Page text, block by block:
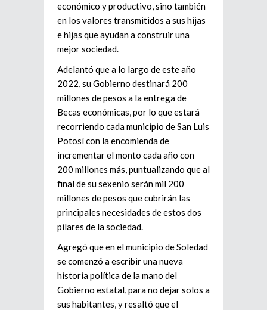
económico y productivo, sino también
en los valores transmitidos a sus hijas
e hijas que ayudan a construir una
mejor sociedad.
Adelantó que a lo largo de este año
2022, su Gobierno destinará 200
millones de pesos a la entrega de
Becas económicas, por lo que estará
recorriendo cada municipio de San Luis
Potosí con la encomienda de
incrementar el monto cada año con
200 millones más, puntualizando que al
final de su sexenio serán mil 200
millones de pesos que cubrirán las
principales necesidades de estos dos
pilares de la sociedad.
Agregó que en el municipio de Soledad
se comenzó a escribir una nueva
historia política de la mano del
Gobierno estatal, para no dejar solos a
sus habitantes, y resaltó que el